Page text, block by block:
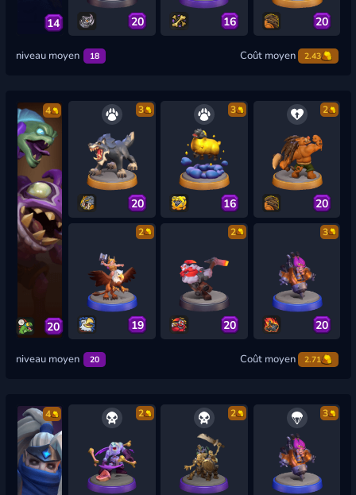
14 20 16 20
niveau moyen 18 Coût moyen 2.43
4
20
3
20
3
16
2
20
2
19
2
20
3
20
niveau moyen 20 Coût moyen 2.71
4 2 2 3